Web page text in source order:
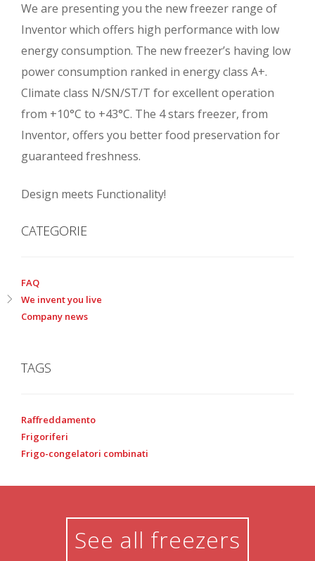
We are presenting you the new freezer range of
Inventor which offers high performance with low
energy consumption. The new freezer’s having low
power consumption ranked in energy class A+.
Climate class N/SN/ST/T for excellent operation
from +10°C to +43°C. The 4 stars freezer, from
Inventor, offers you better food preservation for
guaranteed freshness.
Design meets Functionality!
CATEGORIE
FAQ
We invent you live
Company news
TAGS
Raffreddamento
Frigoriferi
Frigo-congelatori combinati
See all freezers